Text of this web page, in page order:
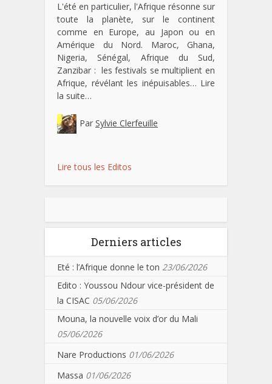
L'été en particulier, l'Afrique résonne sur
toute la planète, sur le continent
comme en Europe, au Japon ou en
Amérique du Nord. Maroc, Ghana,
Nigeria, Sénégal, Afrique du Sud,
Zanzibar : les festivals se multiplient en
Afrique, révélant les inépuisables… Lire
la suite…
Par Sylvie Clerfeuille
Lire tous les Editos
Derniers articles
Eté : l’Afrique donne le ton 23/06/2026
Edito : Youssou Ndour vice-président de
la CISAC 05/06/2026
Mouna, la nouvelle voix d’or du Mali
05/06/2026
Nare Productions 01/06/2026
Massa 01/06/2026